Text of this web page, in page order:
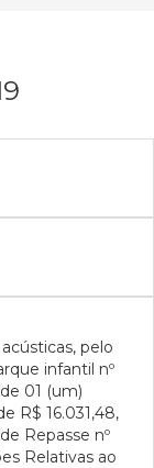
pelo
infantil nº
01 (um)
R$ 16.031,48,
Repasse nº
Relativas ao